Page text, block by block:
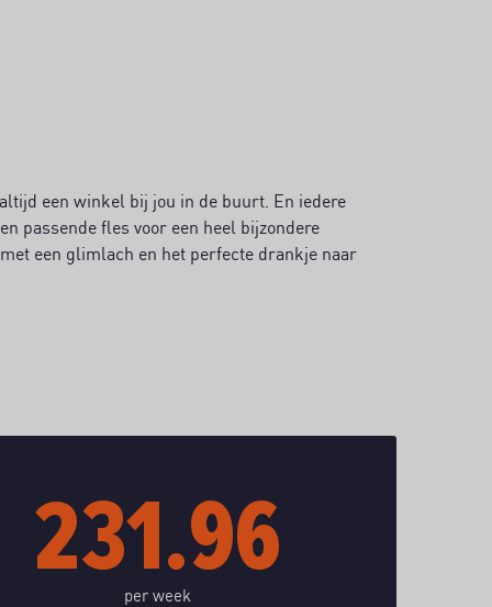
een winkel bij jou in de buurt. En iedere
passende fles voor een heel bijzondere
een glimlach en het perfecte drankje naar
231.96
per week